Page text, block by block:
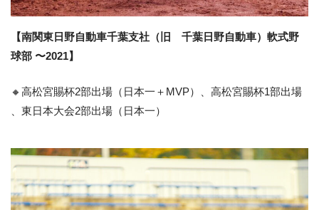
【南関東日野自動車千葉支社（旧 千葉日野自動車）軟式野
球部 〜2021】
🔸高松宮賜杯2部出場（日本一＋MVP）、高松宮賜杯1部出場
、東日本大会2部出場（日本一）